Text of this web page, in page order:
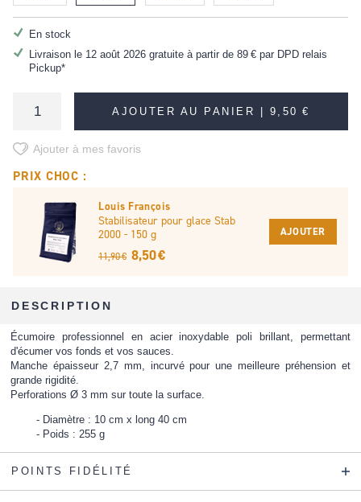
En stock
Livraison le 12 août 2026 gratuite à partir de 89 €par DPD relais
Pickup*
AJOUTER AU PANIER | 9,50 €
Ajouter à mes favoris
PRIX CHOC :
Louis François
Stabilisateur pour glace Stab
2000 - 150 g
11,90 € 8,50 €
AJOUTER
DESCRIPTION
Écumoire professionnel en acier inoxydable poli brillant, permettant
d'écumer vos fonds et vos sauces.
Manche épaisseur 2,7 mm, incurvé pour une meilleure préhension et
grande rigidité.
Perforations Ø 3 mm sur toute la surface.
Diamètre : 10 cm x long 40 cm
Poids : 255 g
POINTS FIDÉLITÉ